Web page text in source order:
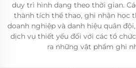
duy trì hình dạng theo thời gian.
thành tích thể thao, ghi nhận học
doanh nghiệp và danh hiệu quân
dịch vụ thiết yếu đối với các tổ
ra những vật phẩm ghi